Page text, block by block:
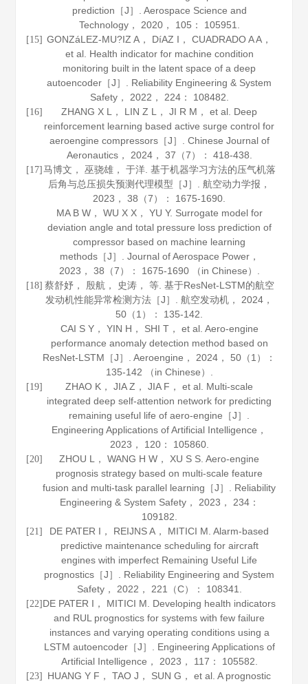
prediction［J］. Aerospace Science and
Technology， 2020， 105 ： 105951.
[15] GONZáLEZ-MU?IZ A， DíAZ I， CUADRADO A A，
et al. Health indicator for machine condition
monitoring built in the latent space of a deep
autoencoder［J］. Reliability Engineering & System
Safety， 2022 ， 224： 108482.
[16]
ZHANG X L， LIN Z L， JI R M， et al. Deep
reinforcement learning based active surge control for
aeroengine compressors［J］. Chinese Journal of
Aeronautics， 2024， 37 （7）： 418-438.
[17] 马博文， 巫骁雄， 于洋. 基于机器学习方法的压气机落
后角与总压损失预测代理模型［J］.航空动力学报 ，
2023 ，38 （7）： 1675-1690.
MA B W， WU X X， YU Y. Surrogate model for
deviation angle and total pressure loss prediction of
compressor based on machine learning
methods［J］. Journal of Aerospace Power，
2023 ， 38 （7）： 1675-1690 （in Chinese）.
[18] 蔡舒妤， 殷航， 史涛， 等. 基于ResNet-LSTM的航空
发动机性能异常检测方法［J］.航空发动机 ， 2024 ，
50 （1）： 135-142.
CAI S Y， YIN H， SHI T， et al. Aero-engine
performance anomaly detection method based on
ResNet-LSTM［J］.Aeroengine ， 2024 ， 50 （1）：
135-142 （in Chinese）.
[19]
ZHAO K， JIA Z， JIA F， et al. Multi-scale
integrated deep self-attention network for predicting
remaining useful life of aero-engine［J］.
Engineering Applications of Artificial Intelligence ，
2023 ， 120： 105860.
[20]
ZHOU L， WANG H W， XU S S. Aero-engine
prognosis strategy based on multi-scale feature
fusion and multi-task parallel learning［J］. Reliability
Engineering & System Safety， 2023 ， 234：
109182.
[21]
DE PATER I， REIJNS A， MITICI M. Alarm-based
predictive maintenance scheduling for aircraft
engines with imperfect Remaining Useful Life
prognostics［J］. Reliability Engineering and System
Safety， 2022 ， 221 （C）： 108341.
[22] DE PATER I， MITICI M. Developing health indicators
and RUL prognostics for systems with few failure
instances and varying operating conditions using a
LSTM autoencoder［J］. Engineering Applications of
Artificial Intelligence ， 2023 ， 117 ： 105582.
[23]
HUANG Y F， TAO J， SUN G， et al. A prognostic